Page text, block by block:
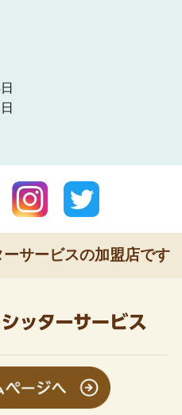
サービスの加盟店です